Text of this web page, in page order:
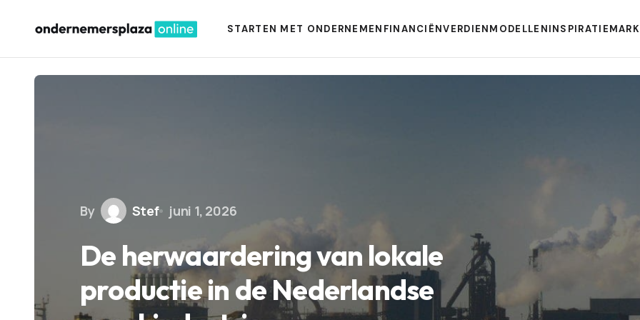
STARTEN MET ONDERNEMEN FINANCIËNVERDIENMODELLENINSPIRATIE
By Stef juni 1, 2026
De herwaardering van lokale
productie in de Nederlandse